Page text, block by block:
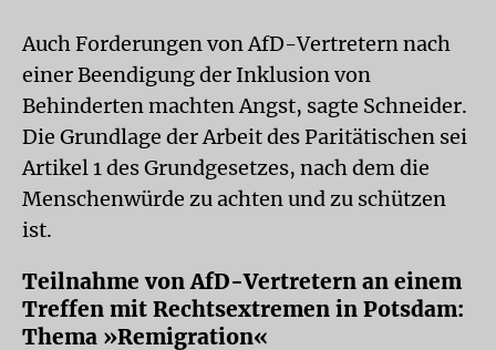
Auch Forderungen von AfD-Vertretern nach
einer Beendigung der Inklusion von
Behinderten machten Angst, sagte Schneider.
Die Grundlage der Arbeit des Paritätischen sei
Artikel 1 des Grundgesetzes, nach dem die
Menschenwürde zu achten und zu schützen
ist.
Teilnahme von AfD-Vertretern an einem
Treffen mit Rechtsextremen in Potsdam:
Thema »Remigration«